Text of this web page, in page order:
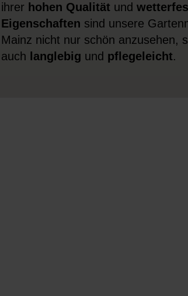
ihrer hohen Qualitätund
Eigenschaften sind unsere
Mainz nicht nur schön anzusehen,
auch
langlebig und pflegeleicht.